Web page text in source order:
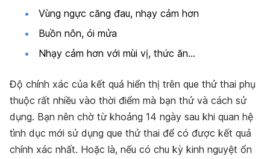
Vùng ngực căng đau, nhạy cảm hơn
Buồn nôn, ói mửa
Nhạy cảm hơn với mùi vị, thức ăn…
Độ chính xác của kết quả hiển thị trên que thử thai phụ
thuộc rất nhiều vào thời điểm mà bạn thử và cách sử
dụng. Bạn nên chờ từ khoảng 14 ngày sau khi quan hệ
tình dục mới sử dụng que thử thai để có được kết quả
chính xác nhất. Hoặc là, nếu có chu kỳ kinh nguyệt ổn